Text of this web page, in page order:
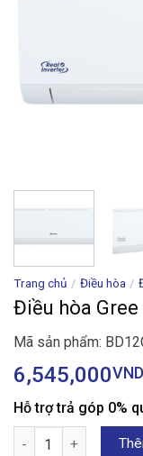
Trang chủ / Điều hòa /
Điều hòa Gree
Mã sản phẩm:
6,545,000VND
Hỗ trợ trả góp 0%
Điều hòa Gree